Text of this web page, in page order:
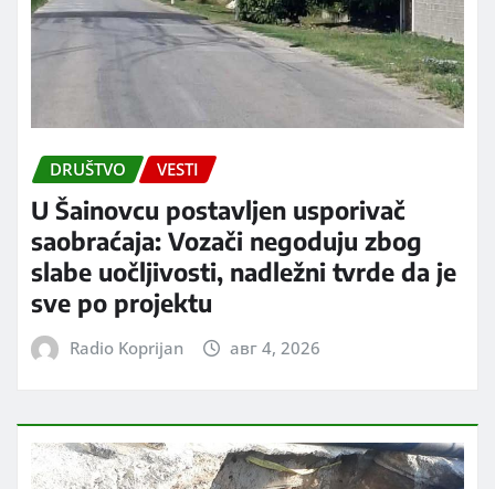
DRUŠTVO VESTI
U Šainovcu postavljen usporivač
saobraćaja: Vozači negoduju zbog
slabe uočljivosti, nadležni tvrde da je
sve po projektu
Radio Koprijan авг 4, 2026